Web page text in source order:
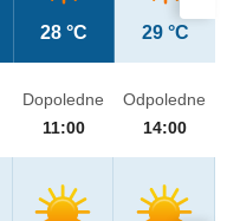
28 °C 29 °C
Dopoledne
11:00
Odpoledne
14:00